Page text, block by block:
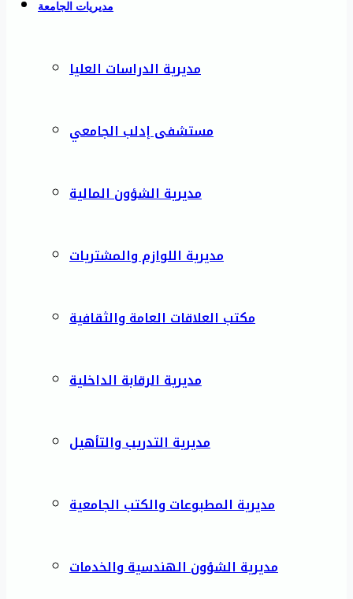
مديريات الجامعة
مديرية الدراسات العليا
مستشفى إدلب الجامعي
مديرية الشؤون المالية
مديرية اللوازم والمشتريات
مكتب العلاقات العامة والثقافية
مديرية الرقابة الداخلية
مديرية التدريب والتأهيل
مديرية المطبوعات والكتب الجامعية
مديرية الشؤون الهندسية والخدمات